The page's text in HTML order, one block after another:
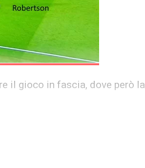
il gioco in fascia, dove però la
colpire dove Zidane aveva